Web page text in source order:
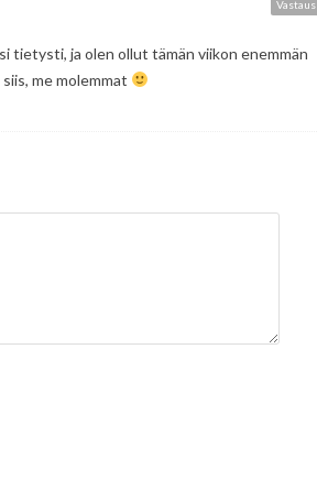
Vastaus
tietysti, ja olen ollut tämän viikon enemmän
me molemmat